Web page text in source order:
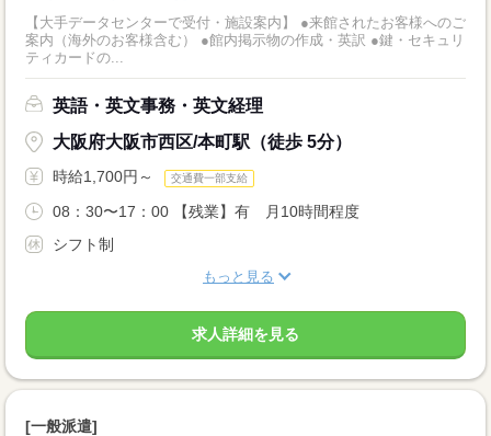
【大手データセンターで受付・施設案内】 ●来館されたお客様へのご
案内（海外のお客様含む） ●館内掲示物の作成・英訳 ●鍵・セキュリ
ティカードの...
英語・英文事務・英文経理
大阪府大阪市西区/本町駅（徒歩 5分）
時給1,700円～ 交通費一部支給
08：30〜17：00 【残業】有 月10時間程度
シフト制
もっと見る
求人詳細を見る
[一般派遣]